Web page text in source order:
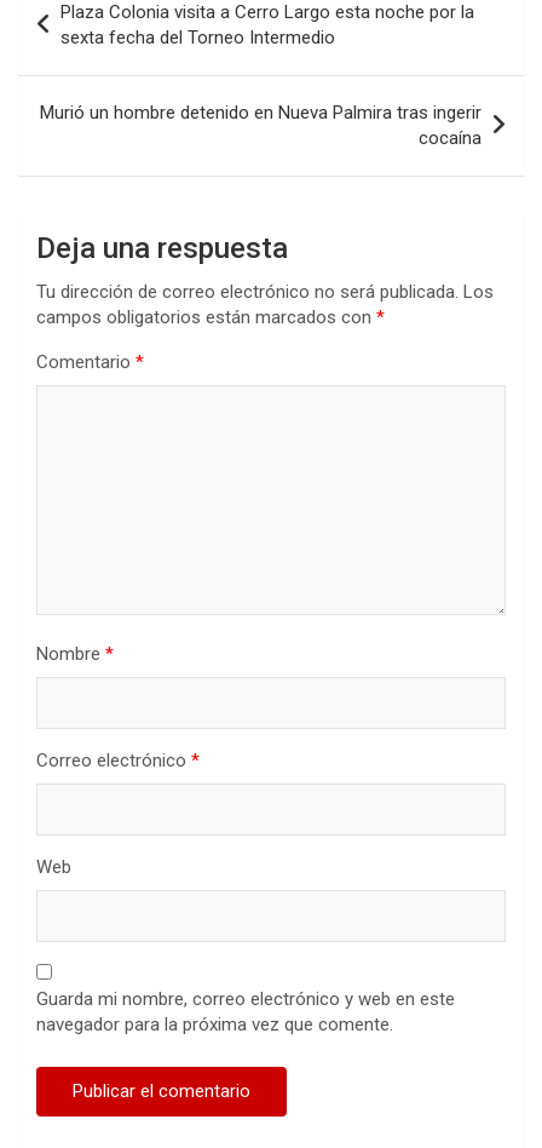
o
o
k
A
p
p
n
ar
tir
de
entradas
Plaza Colonia visita a Cerro Largo esta noche por la
sexta fecha del Torneo Intermedio
Murió un hombre detenido en Nueva Palmira tras ingerir
cocaína
Deja una respuesta
Tu dirección de correo electrónico no será publicada. Los
campos obligatorios están marcados con *
Comentario *
Nombre *
Correo electrónico *
Web
Guarda mi nombre, correo electrónico y web en este
navegador para la próxima vez que comente.